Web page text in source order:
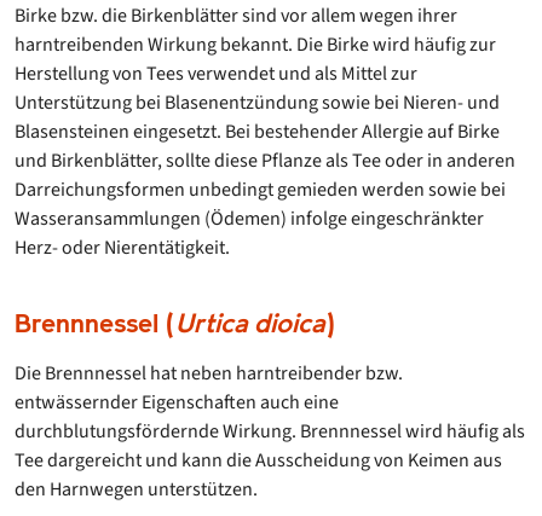
Birke bzw. die Birkenblätter sind vor allem wegen ihrer
harntreibenden Wirkung bekannt. Die Birke wird häufig zur
Herstellung von Tees verwendet und als Mittel zur
Unterstützung bei Blasenentzündung sowie bei Nieren- und
Blasensteinen eingesetzt. Bei bestehender Allergie auf Birke
und Birkenblätter, sollte diese Pflanze als Tee oder in anderen
Darreichungsformen unbedingt gemieden werden sowie bei
Wasseransammlungen (Ödemen) infolge eingeschränkter
Herz- oder Nierentätigkeit.
Brennnessel (Urtica dioica)
Die Brennnessel hat neben harntreibender bzw.
entwässernder Eigenschaften auch eine
durchblutungsfördernde Wirkung. Brennnessel wird häufig als
Tee dargereicht und kann die Ausscheidung von Keimen aus
den Harnwegen unterstützen.